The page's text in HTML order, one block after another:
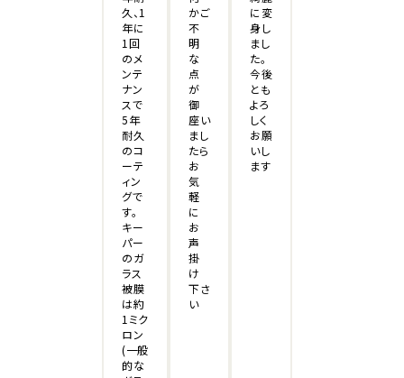
久、1
年に
1回
のメ
ンテ
ナン
スで
5年
耐久
のコ
ーテ
ィン
グで
す。
キー
パー
のガ
ラス
被膜
は約
1ミク
ロン
(一般
的な
かご
不
明
な
点
が
御
座い
まし
たら
お
気
軽
に
お
声
掛
け
下さ
い
に変
身し
まし
た。
今後
とも
よろ
しく
お願
いし
ます